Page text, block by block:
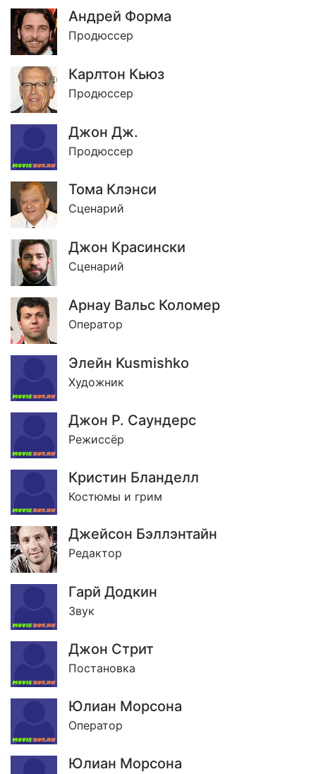
Андрей Форма
Продюссер
Карлтон Кьюз
Продюссер
Джон Дж.
Продюссер
Тома Клэнси
Сценарий
Джон Красински
Сценарий
Арнау Вальс Коломер
Оператор
Элейн Kusmishko
Художник
Джон Р. Саундерс
Режиссёр
Кристин Бланделл
Костюмы и грим
Джейсон Бэллэнтайн
Редактор
Гарй Додкин
Звук
Джон Стрит
Постановка
Юлиан Морсона
Оператор
Юлиан Морсона